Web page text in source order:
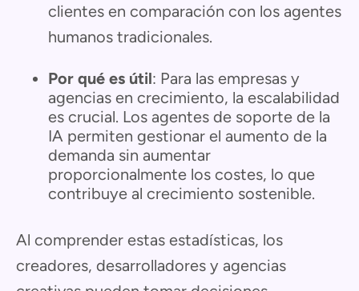
clientes en comparación con los agentes
humanos tradicionales.
Por qué es útil: Para las empresas y
agencias en crecimiento, la escalabilidad
es crucial. Los agentes de soporte de la
IA permiten gestionar el aumento de la
demanda sin aumentar
proporcionalmente los costes, lo que
contribuye al crecimiento sostenible.
Al comprender estas estadísticas, los
creadores, desarrolladores y agencias